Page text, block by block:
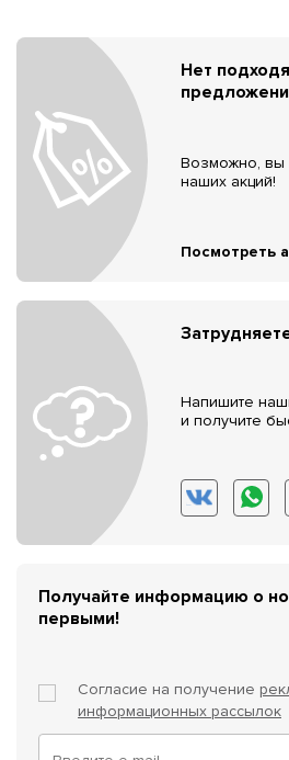
Нет
Возможно, вы
наших акций!
Посмотреть
Напишите
и получите
Получайте информацию о
первыми!
Согласие на получение
информационных рассылок